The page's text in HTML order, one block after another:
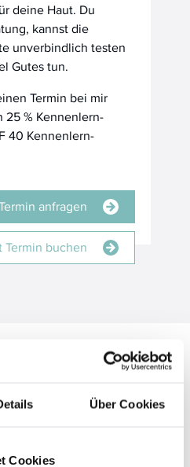
Über Cookies
Cookies
deine Haut. Du
kannst die
unverbindlich testen
Gutes tun.
Termin bei mir
25 % Kennenlern-
40 Kennenlern-
anfragen
Termin buchen
Kundinnen. Hier ein